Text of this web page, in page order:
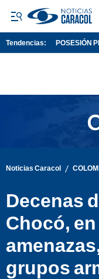
Tendencias: POSESIÓN
Noticias Caracol /
Decenas
Chocó,
grupos